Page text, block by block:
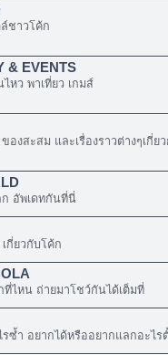
ชาวโค้ก
& EVENTS
หว พาเที่ยว เกมส์
งสะสม และเรื่องราวต่างๆเกี่ย
ก อัพเดทกันที่นี่
กี่ยวกับโค้ก
ไหน ถ่ายมาโชว์กันได้เต็มที่
ซ้ำ อยากได้หรืออยากแลกอะไร